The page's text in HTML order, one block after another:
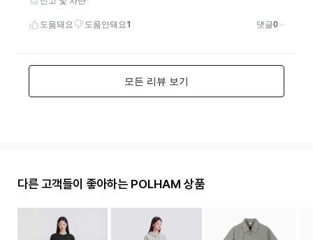
다른 고객들이 좋아하는 POLHAM 상품